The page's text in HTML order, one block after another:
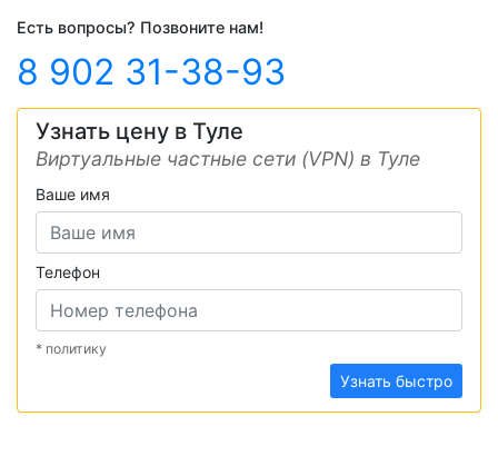
Есть вопросы? Позвоните нам!
8 902 31-38-93
Узнать цену в Туле
Виртуальные частные сети (VPN) в Туле
Ваше имя
Телефон
* политику
Узнать быстро